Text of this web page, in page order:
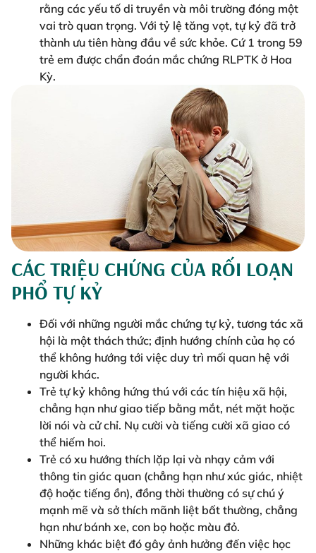
rằng các yếu tố di truyền và môi trường đóng một
vai trò quan trọng. Với tỷ lệ tăng vọt, tự kỷ đã trở
thành ưu tiên hàng đầu về sức khỏe. Cứ 1 trong 59
trẻ em được chẩn đoán mắc chứng RLPTK ở Hoa
Kỳ.
CÁC TRIỆU CHỨNG CỦA RỐI LOẠN
PHỔ TỰ KỶ
Đối với những người mắc chứng tự kỷ, tương tác xã
hội là một thách thức; định hướng chính của họ có
thể không hướng tới việc duy trì mối quan hệ với
người khác.
Trẻ tự kỷ không hứng thú với các tín hiệu xã hội,
chẳng hạn như giao tiếp bằng mắt, nét mặt hoặc
lời nói và cử chỉ. Nụ cười và tiếng cười xã giao có
thể hiếm hoi.
Trẻ có xu hướng thích lặp lại và nhạy cảm với
thông tin giác quan (chẳng hạn như xúc giác, nhiệt
độ hoặc tiếng ồn), đồng thời thường có sự chú ý
mạnh mẽ và sở thích mãnh liệt bất thường, chẳng
hạn như bánh xe, con bọ hoặc màu đỏ.
Những khác biệt đó gây ảnh hưởng đến việc học